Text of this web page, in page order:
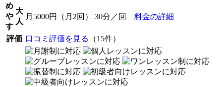
め
や
す
大
人
月5000円（月2回） 30分／回 料金の詳細
評価 口コミ評価を見る （15件）